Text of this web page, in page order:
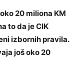
20 miliona KM
to da je CIK
izbornih pravila.
još oko 20